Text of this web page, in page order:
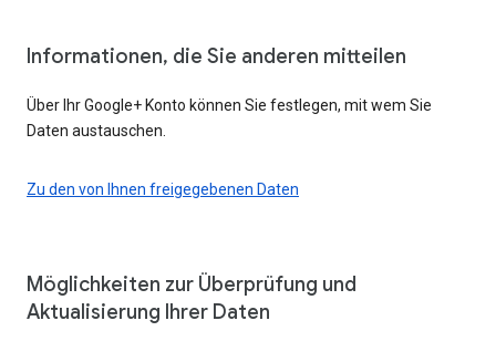
Informationen, die Sie anderen mitteilen
Über Ihr Google+ Konto können Sie festlegen, mit wem Sie
Daten austauschen.
Zu den von Ihnen freigegebenen Daten
Möglichkeiten zur Überprüfung und
Aktualisierung Ihrer Daten